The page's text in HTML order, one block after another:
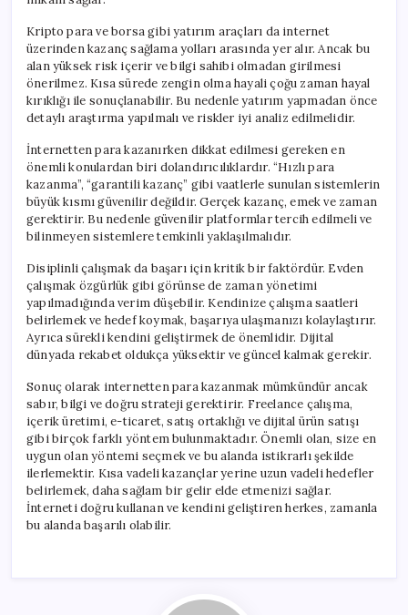
Kripto para ve borsa gibi yatırım araçları da internet
üzerinden kazanç sağlama yolları arasında yer alır. Ancak bu
alan yüksek risk içerir ve bilgi sahibi olmadan girilmesi
önerilmez. Kısa sürede zengin olma hayali çoğu zaman hayal
kırıklığı ile sonuçlanabilir. Bu nedenle yatırım yapmadan önce
detaylı araştırma yapılmalı ve riskler iyi analiz edilmelidir.
İnternetten para kazanırken dikkat edilmesi gereken en
önemli konulardan biri dolandırıcılıklardır. “Hızlı para
kazanma”, “garantili kazanç” gibi vaatlerle sunulan sistemlerin
büyük kısmı güvenilir değildir. Gerçek kazanç, emek ve zaman
gerektirir. Bu nedenle güvenilir platformlar tercih edilmeli ve
bilinmeyen sistemlere temkinli yaklaşılmalıdır.
Disiplinli çalışmak da başarı için kritik bir faktördür. Evden
çalışmak özgürlük gibi görünse de zaman yönetimi
yapılmadığında verim düşebilir. Kendinize çalışma saatleri
belirlemek ve hedef koymak, başarıya ulaşmanızı kolaylaştırır.
Ayrıca sürekli kendini geliştirmek de önemlidir. Dijital
dünyada rekabet oldukça yüksektir ve güncel kalmak gerekir.
Sonuç olarak internetten para kazanmak mümkündür ancak
sabır, bilgi ve doğru strateji gerektirir. Freelance çalışma,
içerik üretimi, e-ticaret, satış ortaklığı ve dijital ürün satışı
gibi birçok farklı yöntem bulunmaktadır. Önemli olan, size en
uygun olan yöntemi seçmek ve bu alanda istikrarlı şekilde
ilerlemektir. Kısa vadeli kazançlar yerine uzun vadeli hedefler
belirlemek, daha sağlam bir gelir elde etmenizi sağlar.
İnterneti doğru kullanan ve kendini geliştiren herkes, zamanla
bu alanda başarılı olabilir.